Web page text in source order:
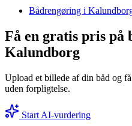
Bådrengøring i
Få en gratis pris på
Kalundborg
Upload et billede af din båd og
uden forpligtelse.
Start AI-vurdering